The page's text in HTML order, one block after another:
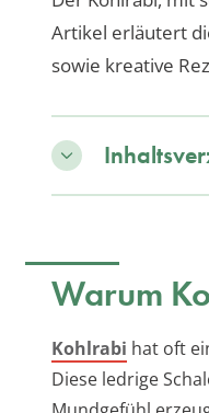
Artikel erläutert
sowie kreative
Warum
Kohlrabi hat oft
Diese ledrige